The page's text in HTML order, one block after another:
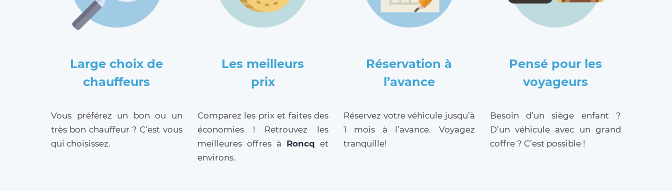
Large choix de
chauffeurs
Vous préférez un bon ou un
très bon chauffeur ? C’est vous
qui choisissez.
Les meilleurs
prix
Comparez les prix et faites des
économies ! Retrouvez les
meilleures offres à Roncq et
environs.
Réservation à
l’avance
Réservez votre véhicule jusqu’à
1 mois à l’avance. Voyagez
tranquille!
Pensé pour les
voyageurs
Besoin d’un siège enfant ?
D’un véhicule avec un grand
coffre ? C’est possible !